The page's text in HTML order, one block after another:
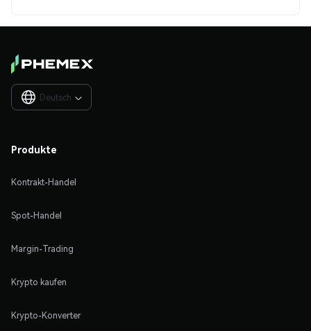
Deutsch 
Produkte
Kontrakt-Handel
Spot-Handel
Margin-Trading
Krypto kaufen
Krypto-Konverter